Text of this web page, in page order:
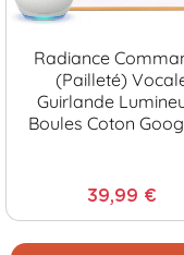
Radiance
(pailleté)
Guirlande
Boules Coton
39,99 €